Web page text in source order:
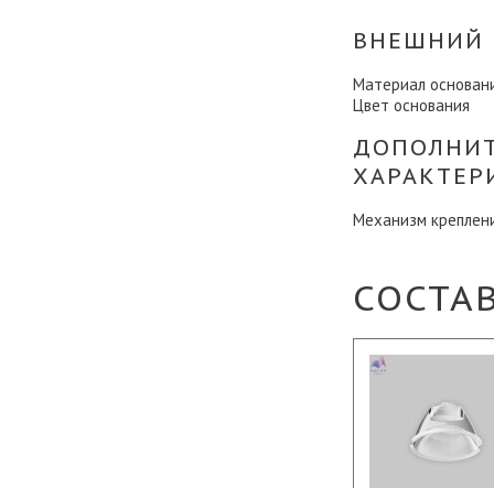
ВНЕШНИЙ
Материал
Цвет основания
Механизм